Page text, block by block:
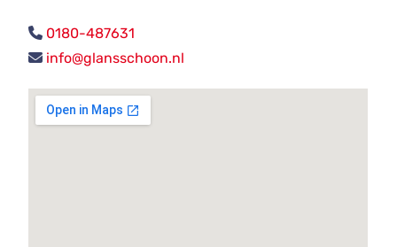
0180-487631
info@glansschoon.nl